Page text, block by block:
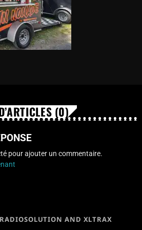
(0)
pour ajouter un commentaire.
AND XLTRAX